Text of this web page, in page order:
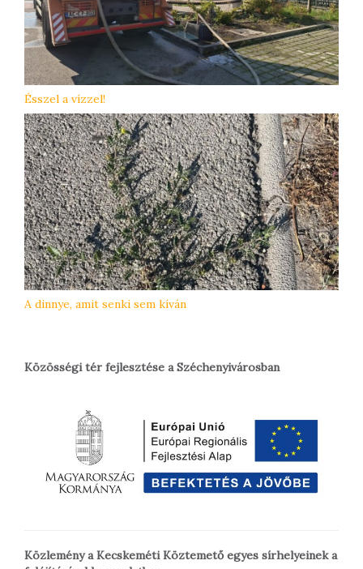
Ésszel a vízzel!
A dinnye, amit senki sem kíván
Közösségi tér fejlesztése a Széchenyivárosban
Közlemény a Kecskeméti Köztemető egyes sírhelyeinek a